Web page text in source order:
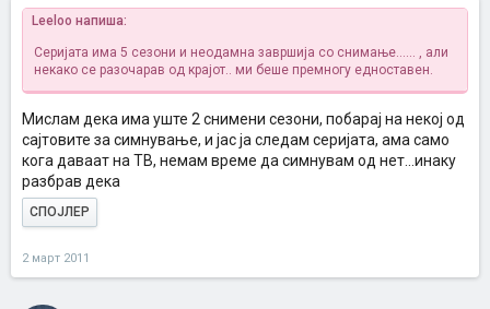
Leeloo напиша:
Серијата има 5 сезони и неодамна завршија со снимање...... , али
некако се разочарав од крајот.. ми беше премногу едноставен.
Мислам дека има уште 2 снимени сезони, побарај на некој од
сајтовите за симнување, и јас ја следам серијата, ама само
кога даваат на ТВ, немам време да симнувам од нет...инаку
разбрав дека
СПОЈЛЕР
2 март 2011